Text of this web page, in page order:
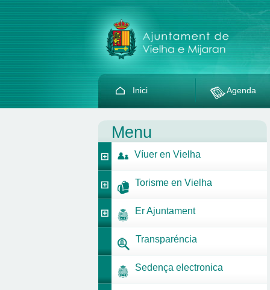
Inici Agenda
Menu
Víuer en Vielha
Torisme en Vielha
Er Ajuntament
Transparéncia
Sedença electronica